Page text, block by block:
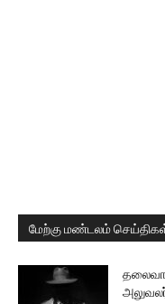
மேற்கு மண்டலம்